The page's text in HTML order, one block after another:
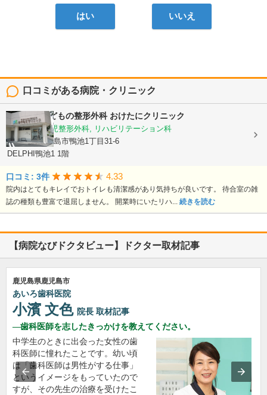
はい いいえ
口コミがある病院・クリニック
おとなとこどもの整形外科 おけたにクリニック
整形外科, 小児整形外科, リハビリテーション科
鹿児島県鹿児島市鴨池1丁目31-6
DELPHI鴨池1 1階
口コミ: 3件 4.33
院内はとてもキレイでおトイレも清潔感があり気持ちが良いです。 待合室の雑
誌の種類も豊富で退屈しません。 開業時にいたリハ... 続きを読む
【病院なびドクタビュー】ドクター取材記事
鹿児島県鹿児島市
あいろ歯科医院
小濱 文色 院長 取材記事
歯科医師を志したきっかけを教えてください。
中学生のときに出会った女性の歯
科医師に憧れたことです。幼い頃
は「歯科医師は男性がする仕事」
というイメージをもっていたので
すが、その先生の治療を受けたこ